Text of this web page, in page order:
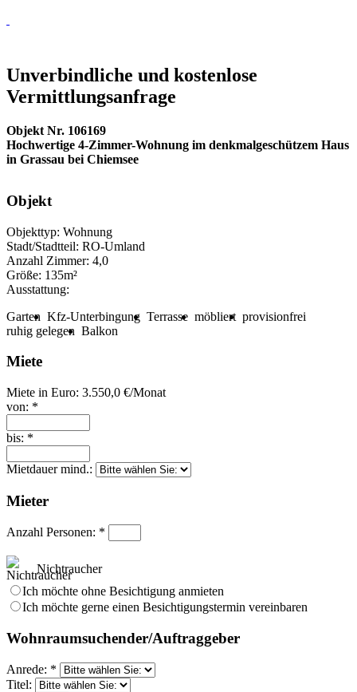
Unverbindliche und kostenlose
Vermittlungsanfrage
Objekt Nr. 106169
Hochwertige 4-Zimmer-Wohnung im denkmalgeschützem Haus
in Grassau bei Chiemsee
Objekt
Objekttyp: Wohnung
Stadt/Stadtteil: RO-Umland
Anzahl Zimmer: 4,0
Größe: 135m²
Ausstattung:
Garten Kfz-Unterbingung Terrasse möbliert provisionfrei
ruhig gelegen Balkon
Miete
Miete in Euro: 3.550,0 €/Monat
von: *
bis: *
Mietdauer mind.:
Mieter
Anzahl Personen: *
Nichtraucher
Ich möchte ohne Besichtigung anmieten
Ich möchte gerne einen Besichtigungstermin vereinbaren
Wohnraumsuchender/Auftraggeber
Anrede: *
Titel: